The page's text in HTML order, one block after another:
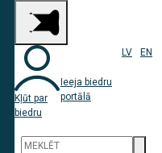
Kļūt par
biedru
Ieeja biedru
portālā
LV EN